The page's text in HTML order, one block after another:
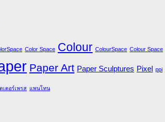
Color Space Colour ColourSpace Colour Space
Paper Art Paper Sculptures Pixel ppi
เตอร์เพรส แพนโทน